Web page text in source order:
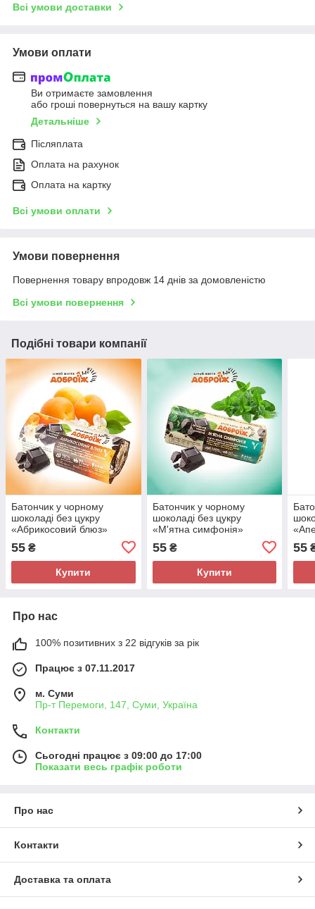
Всі умови доставки
Умови оплати
Ви отримаєте замовлення
або гроші повернуться на вашу картку
Детальніше
Післяплата
Оплата на рахунок
Оплата на картку
Всі умови оплати
Умови повернення
Повернення товару впродовж 14 днів за домовленістю
Всі умови повернення
Подібні товари компанії
Батончик у чорному
шоколаді без цукру
«Абрикосовий блюз»
55 ₴
Купити
Батончик у чорному
шоколаді без цукру
«М'ятна симфонія»
55₴
Купити
55
Про нас
100% позитивних з 22 відгуків за рік
Працює з 07.11.2017
м. Суми
Пр-т Перемоги, 147, Суми, Україна
Контакти
Сьогодні працює з 09:00 до 17:00
Показати весь графік роботи
Про нас
Контакти
Доставка та оплата